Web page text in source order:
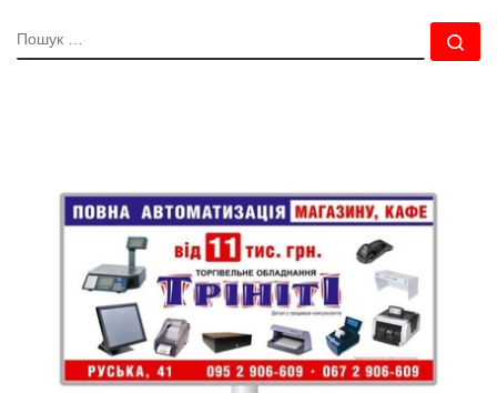
ПОШУК